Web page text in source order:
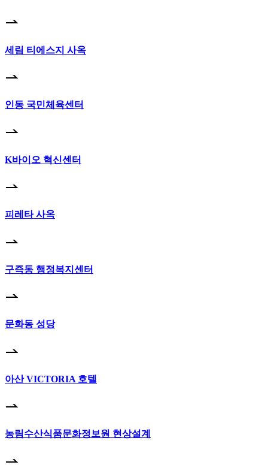
세림 티에스지 사옥
인동 국민체육센터
K바이오 혁신센터
피레타 사옥
구즉동 행정복지센터
문화동 성당
아산 VICTORIA 호텔
농림수산식품문화정보원 현상설계